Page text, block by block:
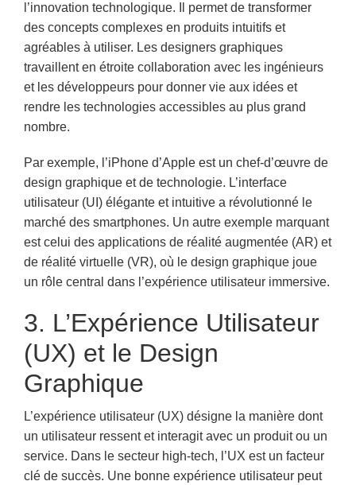
l’innovation technologique. Il permet de transformer
des concepts complexes en produits intuitifs et
agréables à utiliser. Les designers graphiques
travaillent en étroite collaboration avec les ingénieurs
et les développeurs pour donner vie aux idées et
rendre les technologies accessibles au plus grand
nombre.
Par exemple, l’iPhone d’Apple est un chef-d’œuvre de
design graphique et de technologie. L’interface
utilisateur (UI) élégante et intuitive a révolutionné le
marché des smartphones. Un autre exemple marquant
est celui des applications de réalité augmentée (AR) et
de réalité virtuelle (VR), où le design graphique joue
un rôle central dans l’expérience utilisateur immersive.
3. L’Expérience Utilisateur
(UX) et le Design
Graphique
L’expérience utilisateur (UX) désigne la manière dont
un utilisateur ressent et interagit avec un produit ou un
service. Dans le secteur high-tech, l’UX est un facteur
clé de succès. Une bonne expérience utilisateur peut